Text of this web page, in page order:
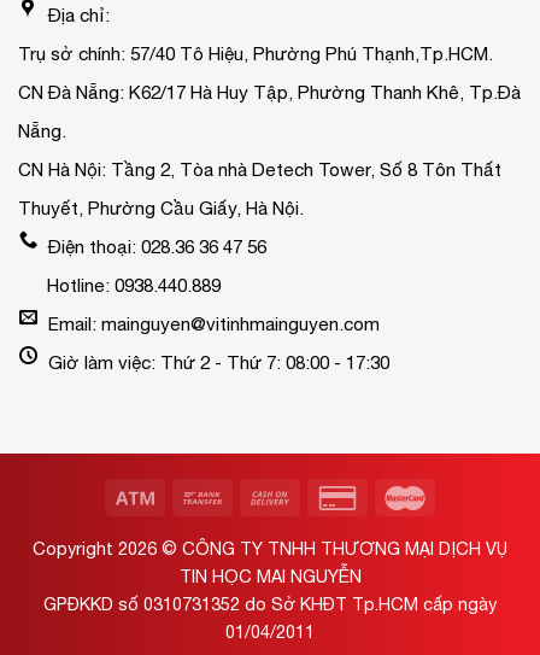
Địa chỉ:
Trụ sở chính: 57/40 Tô Hiệu, Phường Phú Thạnh,Tp.HCM.
CN Đà Nẵng: K62/17 Hà Huy Tập, Phường Thanh Khê, Tp.Đà
Nẵng.
CN Hà Nội: Tầng 2, Tòa nhà Detech Tower, Số 8 Tôn Thất
Thuyết, Phường Cầu Giấy, Hà Nội.
Điện thoại: 028.36 36 47 56
Hotline: 0938.440.889
Email: mainguyen@vitinhmainguyen.com
Giờ làm việc: Thứ 2 - Thứ 7: 08:00 - 17:30
Copyright 2026 © CÔNG TY TNHH THƯƠNG MẠI DỊCH VỤ
TIN HỌC MAI NGUYỄN
GPĐKKD số 0310731352 do Sở KHĐT Tp.HCM cấp ngày
01/04/2011